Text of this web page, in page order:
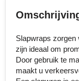
Skross
Sophie Muval
Slapwraps zorgen
zijn ideaal om
Door gebruik te
maakt u